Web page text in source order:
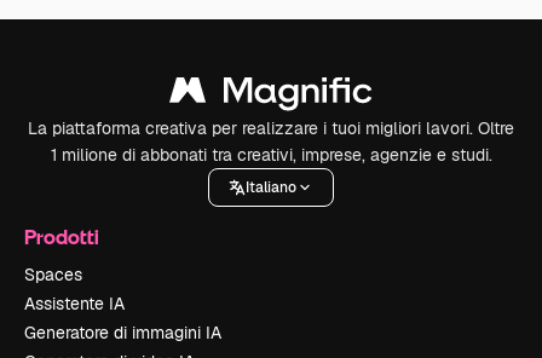
La piattaforma creativa per realizzare i tuoi migliori lavori. Oltre
1 milione di abbonati tra creativi, imprese, agenzie e studi.
Italiano
Prodotti
Spaces
Assistente IA
Generatore di immagini IA